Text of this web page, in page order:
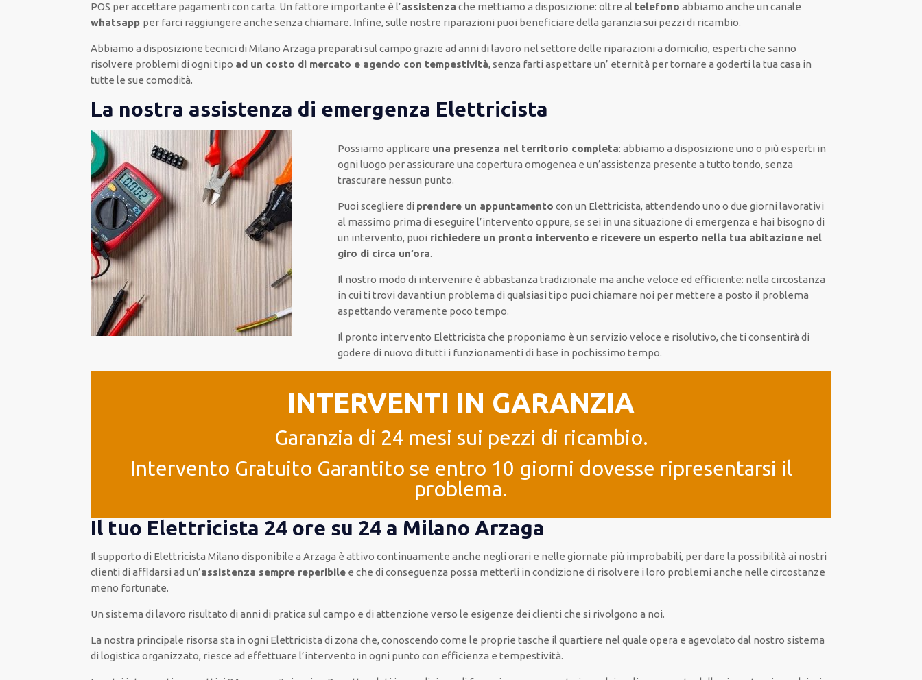
POS per accettare pagamenticon carta. Un fattore importante è l’assistenza che mettiamo a disposizione: oltre al telefono abbiamo anche uncanale
whatsapp per farci raggiungere anche senza chiamare. Infine,sulle nostre riparazioni puoi beneficiare dellagaranzia sui pezzi di ricambio.
Abbiamo a disposizionetecnici di Milano Arzaga preparati sul campo grazie ad anni di lavoro nel settore delle riparazioni a domicilio, espertiche sanno
risolvere problemi di ogni tipo ad un costo di mercato e agendo con tempestività, senza fartiaspettare un’ eternità per tornare a goderti la tua casa in
tutte le sue comodità.
La nostra assistenza di emergenza Elettricista
Possiamo applicare una presenza nel territorio completa: abbiamo a disposizione uno o più esperti in
ogni luogo perassicurare una copertura omogenea e un’assistenza presente a tutto tondo, senza
trascurare nessun punto.
Puoi scegliere di prendereun appuntamento con un Elettricista, attendendo uno o due giorni lavorativi
al massimo prima di eseguire l’intervento oppure, se sei in una situazione di emergenza e hai bisogno di
un intervento, puoi richiedereun pronto intervento e ricevere un esperto nella tua abitazione nel
giro di circa un’ora.
Il nostro modo di intervenire è abbastanza tradizionale ma anche veloce ed efficiente: nella circostanza
in cui ti trovi davanti un problema di qualsiasi tipo puoi chiamare noi per mettere a posto il problema
aspettando veramente poco tempo.
Il pronto intervento Elettricista che proponiamo è un servizio veloce e risolutivo, che ti consentirà di
godere di nuovo di tutti i funzionamenti di base in pochissimo tempo.
INTERVENTI IN GARANZIA
Garanzia di 24 mesi sui pezzi di ricambio.
Intervento Gratuito Garantito se entro 10 giorni dovesse ripresentarsi il
problema.
Il tuo Elettricista 24 ore su 24 a Milano Arzaga
Il supporto di Elettricista Milanodisponibile a Arzaga èattivo continuamente anche negli orari e nelle giornate più improbabili, perdare la possibilità ai nostri
clienti diaffidarsi ad un’assistenza sempre reperibile e chedi conseguenza possa metterli in condizione di risolvere i loro problemi anche nelle circostanze
meno fortunate.
Un sistema di lavoro risultato di anni di pratica sul campo e di attenzione verso le esigenzedei clienti che si rivolgono a noi.
La nostra principale risorsa sta in ogni Elettricista di zona che, conoscendo come le proprie tasche il quartiere nel quale opera eagevolato dal nostro sistema
di logistica organizzato, riesce ad effettuare l’intervento in ogni punto con efficienza e tempestività.